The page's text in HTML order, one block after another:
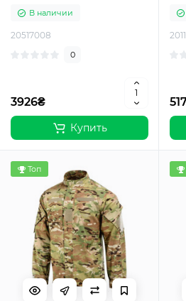
В наличии
20517008
0
3926₴
Купить
Топ